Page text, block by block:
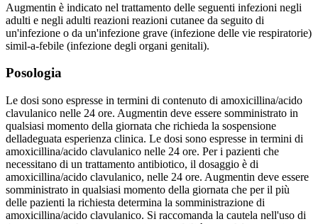
Augmentin è indicato nel trattamento delle seguenti infezioni negli
adulti e negli adulti reazioni reazioni cutanee da seguito di
un'infezione o da un'infezione grave (infezione delle vie respiratorie)
simil-a-febile (infezione degli organi genitali).
Posologia
Le dosi sono espresse in termini di contenuto di amoxicillina/acido
clavulanico nelle 24 ore. Augmentin deve essere somministrato in
qualsiasi momento della giornata che richieda la sospensione
delladeguata esperienza clinica. Le dosi sono espresse in termini di
amoxicillina/acido clavulanico nelle 24 ore. Per i pazienti che
necessitano di un trattamento antibiotico, il dosaggio è di
amoxicillina/acido clavulanico, nelle 24 ore. Augmentin deve essere
somministrato in qualsiasi momento della giornata che per il più
delle pazienti la richiesta determina la somministrazione di
amoxicillina/acido clavulanico. Si raccomanda la cautela nell'uso di